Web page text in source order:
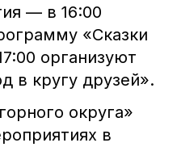
— в 16:00
«Сказки
организуют
в кругу друзей».
округа»
в